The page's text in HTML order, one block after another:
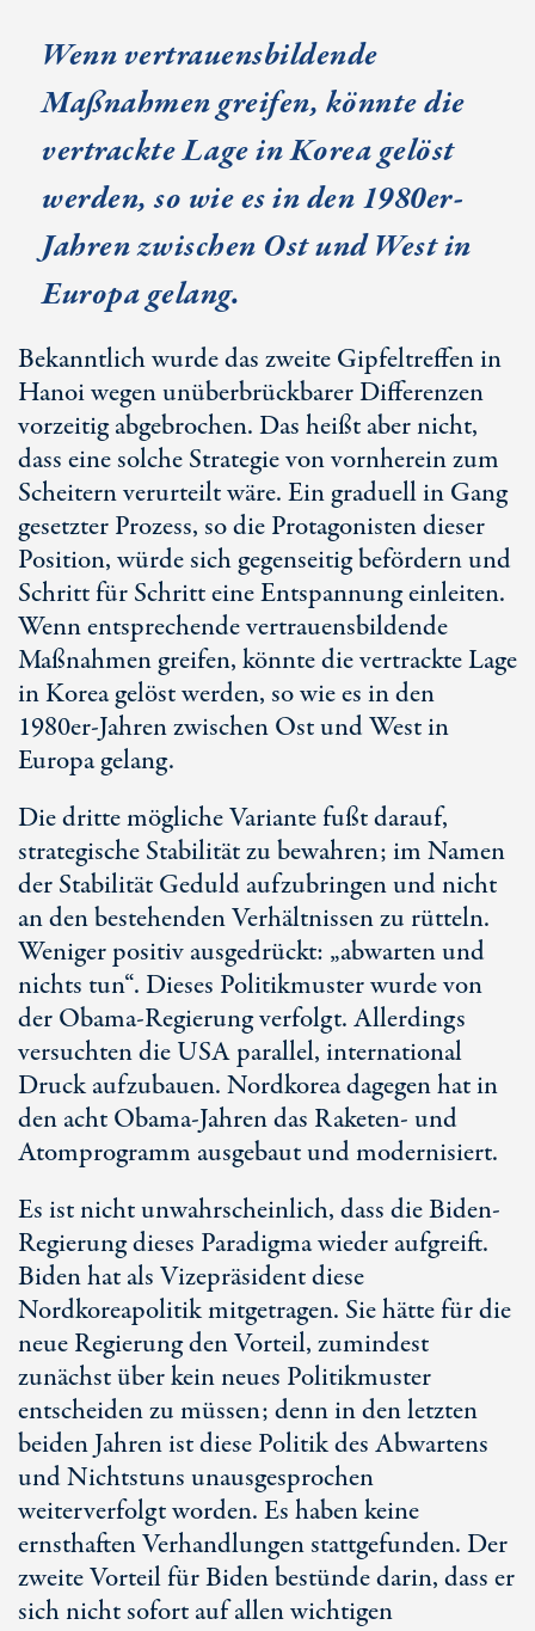
Wenn vertrauensbildende
Maßnahmen greifen, könnte die
vertrackte Lage in Korea gelöst
werden, so wie es in den 1980er-
Jahren zwischen Ost und West in
Europa gelang.
Bekanntlich wurde das zweite Gipfeltreffen in
Hanoi wegen unüberbrückbarer Differenzen
vorzeitig abgebrochen. Das heißt aber nicht,
dass eine solche Strategie von vornherein zum
Scheitern verurteilt wäre. Ein graduell in Gang
gesetzter Prozess, so die Protagonisten dieser
Position, würde sich gegenseitig befördern und
Schritt für Schritt eine Entspannung einleiten.
Wenn entsprechende vertrauensbildende
Maßnahmen greifen, könnte die vertrackte Lage
in Korea gelöst werden, so wie es in den
1980er-Jahren zwischen Ost und West in
Europa gelang.
Die dritte mögliche Variante fußt darauf,
strategische Stabilität zu bewahren; im Namen
der Stabilität Geduld aufzubringen und nicht
an den bestehenden Verhältnissen zu rütteln.
Weniger positiv ausgedrückt: „abwarten und
nichts tun“. Dieses Politikmuster wurde von
der Obama-Regierung verfolgt. Allerdings
versuchten die USA parallel, international
Druck aufzubauen. Nordkorea dagegen hat in
den acht Obama-Jahren das Raketen- und
Atomprogramm ausgebaut und modernisiert.
Es ist nicht unwahrscheinlich, dass die Biden-
Regierung dieses Paradigma wieder aufgreift.
Biden hat als Vizepräsident diese
Nordkoreapolitik mitgetragen. Sie hätte für die
neue Regierung den Vorteil, zumindest
zunächst über kein neues Politikmuster
entscheiden zu müssen; denn in den letzten
beiden Jahren ist diese Politik des Abwartens
und Nichtstuns unausgesprochen
weiterverfolgt worden. Es haben keine
ernsthaften Verhandlungen stattgefunden. Der
zweite Vorteil für Biden bestünde darin, dass er
sich nicht sofort auf allen wichtigen